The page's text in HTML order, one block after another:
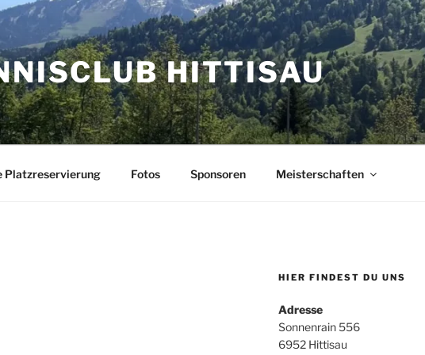
HITTISAU
Platzreservierung Fotos Sponsoren Meisterschaften
HIER FINDEST DU UNS
Adresse
Sonnenrain 556
6952 Hittisau